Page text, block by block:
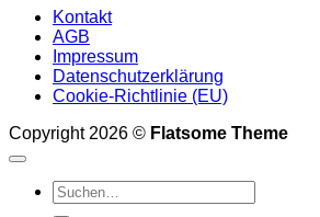
Kontakt
AGB
Impressum
Datenschutzerklärung
Cookie-Richtlinie (EU)
Copyright 2026 © Flatsome Theme
Suchen
nach: